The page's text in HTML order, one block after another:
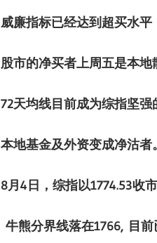
威廉指标已经达到超买水平
股市的净买者上周五是本
72天均线目前成为综指坚强
本地基金及外资变成净沽者。
8月 4日，综指以1774.53收
牛熊分界线落在1766, 目前